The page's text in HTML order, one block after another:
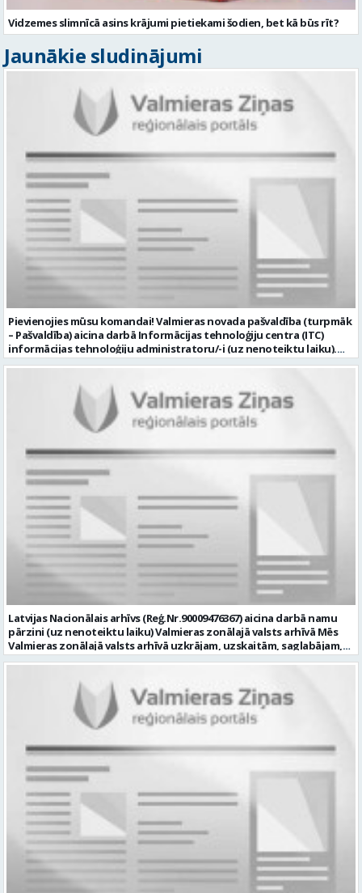
Vidzemes slimnīcā asins krājumi pietiekami šodien, bet kā būs rīt?
Jaunākie sludinājumi
Pievienojies mūsu komandai! Valmieras novada pašvaldība (turpmāk
– Pašvaldība) aicina darbā Informācijas tehnoloģiju centra (ITC)
informācijas tehnoloģiju administratoru/-i (uz nenoteiktu laiku).
Darba vieta: Rūjienas un Naukšēnu apvienību teritorijās Ja Tev ir
(turpmāk – IKT) saistīto problēmu pieteikumu pārvaldību un
operatīvu risināšanu; nodrošināt datortehnikas lietotāju atbalstu
un ar to saistīto problēmsituāciju risināšanu; uzstādīt, konfigurēt,
diagnosticēt un modernizēt Pašvaldības iestāžu datortehniku,
datortīklus un programmatūru, novērst kļūmes to darbībā;
kontrolēt ārējo pakalpojumu sniedzēju darbu izpildi Pašvaldības
iestādēs infrastruktūras uzturēšanā; sagatavot priekšlikumus par
IKT nomaiņu un efektīvāku izmantošanu; un ja Tev ir: vismaz vidējā
profesionālā izglītība informācijas tehnoloģiju jomā; darba
pieredze (ar informācijas tehnoloģijām saistītā jomā); izpratne par
datortehnikas un biroja tehnikas uzbūvi un problēmu risināšanas
secību; izpratne par datortīkla uzbūvi, tīkla iekārtu darbības
principiem; valsts valodas prasmes atbilstoši Valsts valodas likuma
prasībām; kompetences: ļoti labas organizatoriskās un saskarsmes
spējas, argumentācijas prasme; prasme patstāvīgi pieņemt
lēmumus; analītiskās spējas; augsta atbildības sajūta; precizitāte;
spēja strādāt individuāli un komandā; pašiniciatīva un spēja meklēt
un piedāvāt jaunus risinājumus; mēs piedāvājam: dinamisku,
interesantu un atbildīgu darbu un ideju īstenošanas iespējas uz
attīstību vērstā Pašvaldībā; pamatalgu pārbaudes laikā 1258,- EUR
pirms nodokļu nomaksas, pēc pārbaudes laika 1310,- EUR pirms
nodokļu nomaksas; iespēju saņemt atvaļinājuma pabalstu darba un
dzīves līdzsvaram par labu darba sniegumu; darba devēja
līdzfinansētu veselības apdrošināšanu pēc pārbaudes laika beigām,
kā arī citas sociālās garantijas/labumus atbilstoši darba rezultātam
un normatīvajos aktos noteiktajam; profesionālās pilnveidošanās
un izaugsmes iespējas zinošu un atsaucīgu kolēģu komandā. CV,
burtu lielumu “11”) un izglītības dokumenta kopiju, lūdzam iesniegt
elektroniski, nosūtot uz personals@valmierasnovads.lv vai
personīgi Pašvaldības Dokumentu pārvaldības un klientu
apkalpošanas centrā, adrese: Lāčplēša ielā 2, Valmierā, Valmieras
novadā ar norādi „Informācijas tehnoloģiju centra Informācijas
tehnoloģiju administratora/-es amatam” līdz 2026.gada
23.augustam. Tālrunis papildu informācijai: 64292237. Profesija:
INFORMĀCIJAS TEHNOLOĢIJU ADMINISTRATORS Darba vietas adrese:
LATVIJA, Raiņa iela 3, Rūjiena, Valmieras nov. Darbības joma:
Latvijas Nacionālais arhīvs (Reģ.Nr.90009476367) aicina darbā namu
pārzini (uz nenoteiktu laiku) Valmieras zonālajā valsts arhīvā Mēs
Valmieras zonālajā valsts arhīvā uzkrājam, uzskaitām, saglabājam,
darām pieejamu un popularizējam nacionālo dokumentāro
Valkas, Smiltenes un Limbažu novadi. Aicinām savai komandai
pievienoties čaklu, rūpīgu un atbildīgu kolēģi namu pārziņa amatā,
kurš rūpētos par mūsu darba vietu Valmierā, Cempu ielā 13. Piesakies
un pievienojies mūsu kolektīvam! Mums ir svarīgi, lai Tev ir: • vismaz
vidējā vai vidējā profesionālā izglītība; • profesionāla pieredze
saimniecisko darbu veikšanā, vēlams ēku vai namu
apsaimniekošanas jomā; • labas iemaņas darbā ar datoru (MS Office,
tīmekļa pārlūkprogrammās, e pasts); • valsts valodas prasmes
vismaz B2 līmenī; • prasme plānot un organizēt savu darbu,
patstāvīgi risināt ar darba pienākumiem saistītus jautājumus, kā arī
augsta atbildības izjūta un labas sadarbības prasmes; • B
kategorijas autovadītāja apliecība, iespēja darba vajadzībām
izmantot personīgo automašīnu; • par priekšrocību uzskatīsim
apgūtas ugunsdrošības apmācības vismaz 20 stundu apjomā. Mēs
Tev uzticēsim: • nodrošināt arhīva ēkas apsaimniekošanu; •